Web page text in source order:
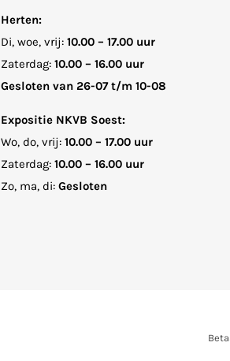
Herten:
Di, woe, vrij: 10.00 – 17.00 uur
Zaterdag: 10.00 – 16.00 uur
Gesloten van 26-07 t/m 10-08
Expositie NKVB Soest:
Wo, do, vrij: 10.00 – 17.00 uur
Zaterdag:10.00 – 16.00 uur
Zo, ma, di:Gesloten